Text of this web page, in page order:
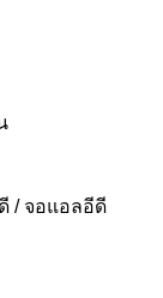
/ จอแอลอีดี